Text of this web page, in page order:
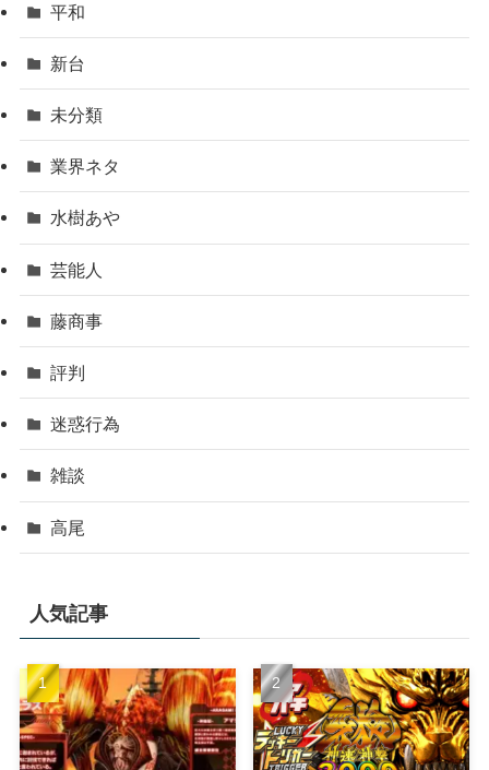
平和
新台
未分類
業界ネタ
水樹あや
芸能人
藤商事
評判
迷惑行為
雑談
高尾
人気記事